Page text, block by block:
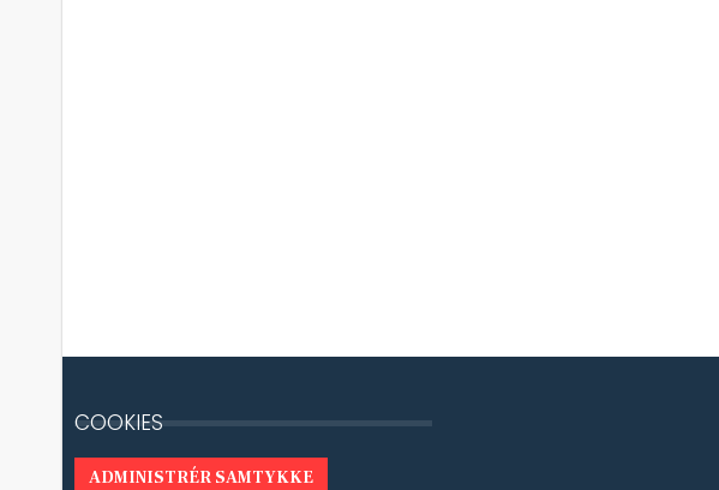
COOKIES
ADMINISTRÉR SAMTYKKE